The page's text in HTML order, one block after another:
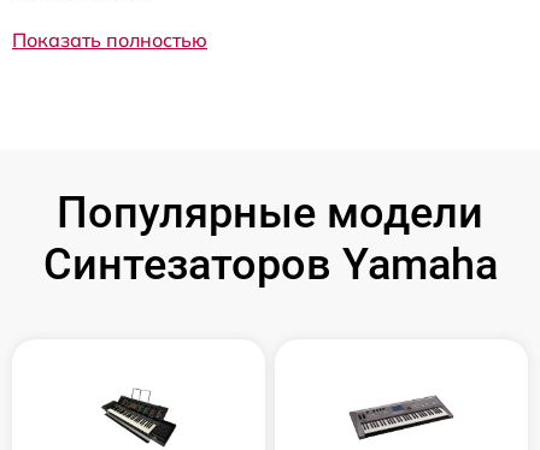
Показать полностью
Популярные модели
Синтезаторов Yamaha